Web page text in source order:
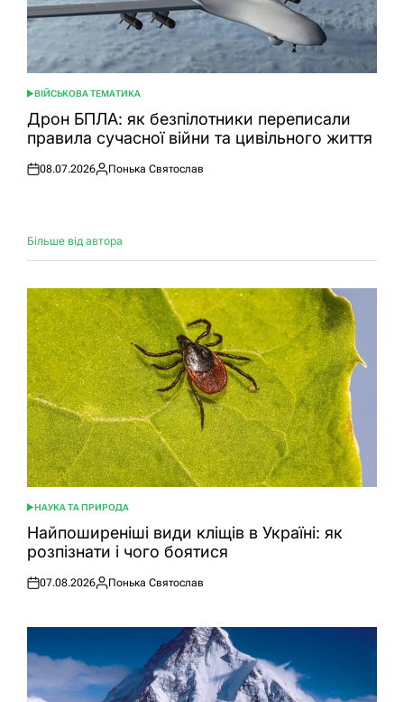
ОПУБЛІКУВАТИ
У
ВІЙСЬКОВА ТЕМАТИКА
Дрон БПЛА: як безпілотники переписали
правила сучасної війни та цивільного життя
Оприлюднено
08.07.2026
Опубліковано
Понька Святослав
Більше від автора
ОПУБЛІКУВАТИ
У
НАУКА ТА ПРИРОДА
Найпоширеніші види кліщів в Україні: як
розпізнати і чого боятися
Оприлюднено
07.08.2026
Опубліковано
Понька Святослав